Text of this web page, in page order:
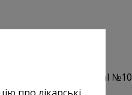
20%, 5ml, 10 ml, 20ml №10